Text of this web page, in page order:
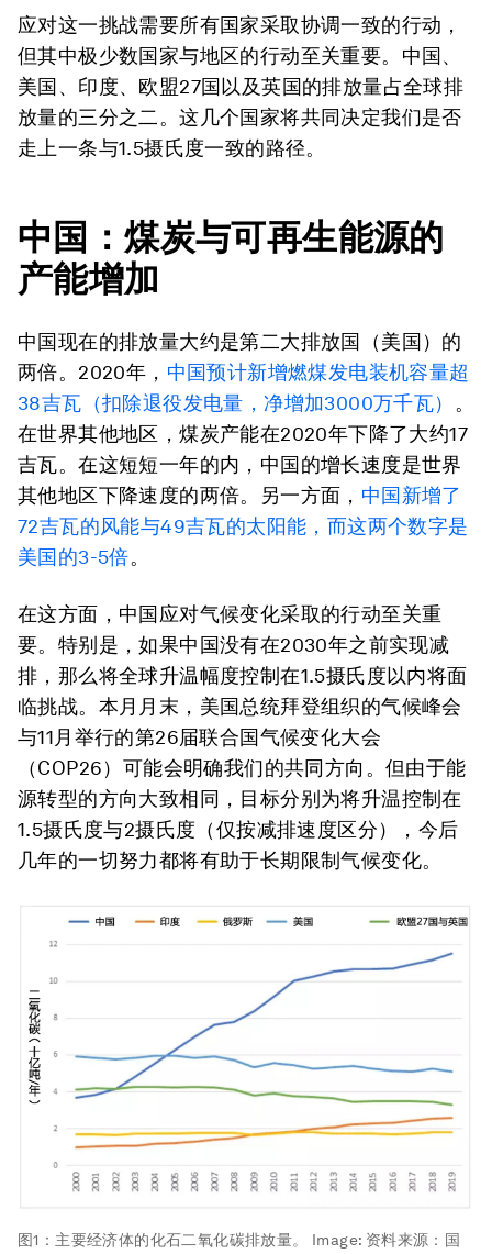
应对这一挑战需要所有国家采取协调一致的行动，
但其中极少数国家与地区的行动至关重要。中国、
美国、印度、欧盟27国以及英国的排放量占全球排
放量的三分之二。这几个国家将共同决定我们是否
走上一条与1.5摄氏度一致的路径。
中国：煤炭与可再生能源的
产能增加
中国现在的排放量大约是第二大排放国（美国）的
两倍。2020年， 中国预计新增燃煤发电装机容量超
38吉瓦 （扣除退役发电量，净增加3000万千瓦）
。
在世界其他地区，煤炭产能在2020年下降了大约17
吉瓦。在这短短一年的内，中国的增长速度是世界
其他地区下降速度的两倍。另一方面， 中国 新增了
72吉瓦的风能与49吉瓦的太阳能 ，而这两个数字是
美国的3-5倍。
在这方面，中国应对气候变化采取的行动至关重
要。特别是，如果中国没有在2030年之前实现减
排，那么将全球升温幅度控制在1.5摄氏度以内将面
临挑战。本月月末，美国总统拜登组织的气候峰会
与11月举行的第26届联合国气候变化大会
（COP26）可能会明确我们的共同方向。但由于能
源转型的方向大致相同，目标分别为将升温控制在
1.5摄氏度与2摄氏度（仅按减排速度区分），今后
几年的一切努力都将有助于长期限制气候变化。
图1：主要经济体的化石二氧化碳排放量。 Image: 资料来源：国